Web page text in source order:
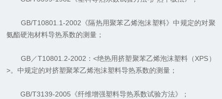
GB/T10801.1-2002《隔热用聚苯乙烯泡沫塑料》中规定的对聚
氨酯硬泡材料导热系数的测量；
GB／T10801.2-2002：<绝热用挤塑聚苯乙烯泡沫塑料（XPS）
>。中规定的对挤塑聚苯乙烯泡沫塑料导热系数的测量；
GB/T3139-2005《纤维增强塑料导热系数试验方法》；